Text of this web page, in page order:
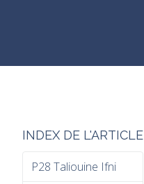
INDEX DE L'ARTICLE
P28 Taliouine Ifni